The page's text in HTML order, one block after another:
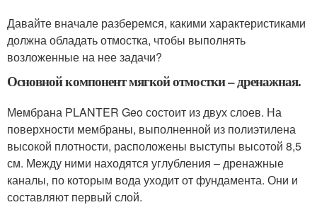
Давайте вначале разберемся, какими характеристиками
должна обладать отмостка, чтобы выполнять
возложенные на нее задачи?
Основной компонент мягкой отмостки – дренажная.
Мембрана PLANTER Geo состоит из двух слоев. На
поверхности мембраны, выполненной из полиэтилена
высокой плотности, расположены выступы высотой 8,5
см. Между ними находятся углубления – дренажные
каналы, по которым вода уходит от фундамента. Они и
составляют первый слой.